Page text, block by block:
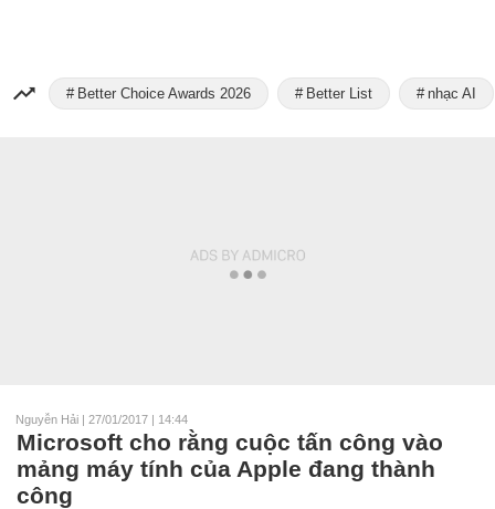
Better Choice Awards 2026 Better List nhạc AI
Nguyễn Hải | 27/01/2017 | 14:44
Microsoft cho rằng cuộc tấn công vào
mảng máy tính của Apple đang thành
công